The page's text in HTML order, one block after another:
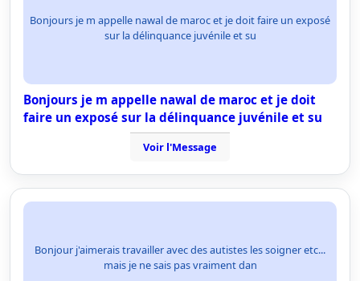
Bonjours je m appelle nawal de maroc et je doit faire un exposé
sur la délinquance juvénile et su
Bonjours je m appelle nawal de maroc et je doit
faire un exposé sur la délinquance juvénile et su
Voir l'Message
Bonjour j'aimerais travailler avec des autistes les soigner etc...
mais je ne sais pas vraiment dan